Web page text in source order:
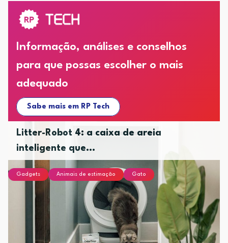
Informação, análises e conselhos
para que possas escolher o mais
adequado
Sabe mais em RP Tech
Litter-Robot 4: a caixa de areia
inteligente que...
Gadgets Animais de estimação Gato